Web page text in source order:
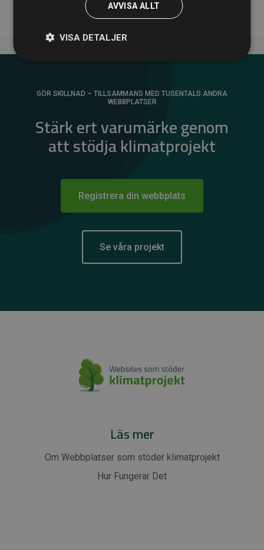
GÖR SKILLNAD – TILLSAMMANS MED TUSENTALS ANDRA
WEBBPLATSER
Stärk ert varumärke genom
att stödja klimatprojekt
Registrera din webbplats
Se våra projekt
Läs mer
Om Webbplatser som stöder klimatprojekt
Hur Fungerar Det
AVVISA ALLT
VISA DETALJER